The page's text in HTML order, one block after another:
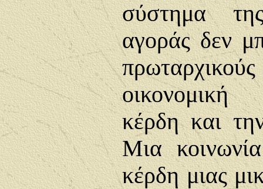
σύστημα
αγοράς δεν
κέρδη και
Μια
κέρδη μιας